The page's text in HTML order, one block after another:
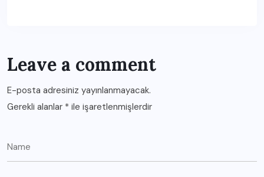
Leave a comment
E-posta adresiniz yayınlanmayacak.
Gerekli alanlar * ile işaretlenmişlerdir